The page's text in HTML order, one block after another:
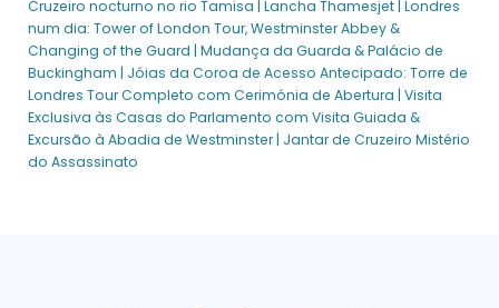
Cruzeiro nocturno no rio Tamisa | Lancha Thamesjet | Londres
num dia: Tower of London Tour, Westminster Abbey &
Changing of the Guard | Mudança da Guarda & Palácio de
Buckingham | Jóias da Coroa de Acesso Antecipado: Torre de
Londres Tour Completo com Cerimónia de Abertura | Visita
Exclusiva às Casas do Parlamento com Visita Guiada &
Excursão à Abadia de Westminster | Jantar de Cruzeiro Mistério
do Assassinato